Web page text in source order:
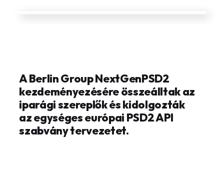
A Berlin Group NextGenPSD2
kezdeményezésére összeálltak az
iparági szereplők és kidolgozták
az egységes európai PSD2 API
szabvány tervezetet.